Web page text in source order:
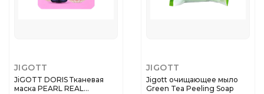
JIGOTT
JiGOTT DORIS Тканевая
маска PEARL REAL
JIGOTT
Jigott очищающее мыло
Green Tea Peeling Soap